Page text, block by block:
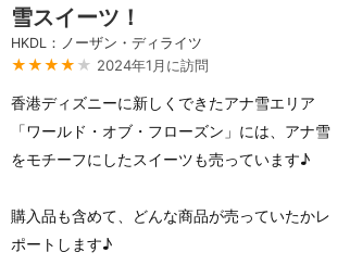
雪スイーツ！
HKDL：ノーザン・ディライツ
★★★★ ★ 2024年1月に訪問
香港ディズニーに新しくできたアナ雪エリア
「ワールド・オブ・フローズン」には、アナ雪
をモチーフにしたスイーツも売っています♪
購入品も含めて、どんな商品が売っていたかレ
ポートします♪